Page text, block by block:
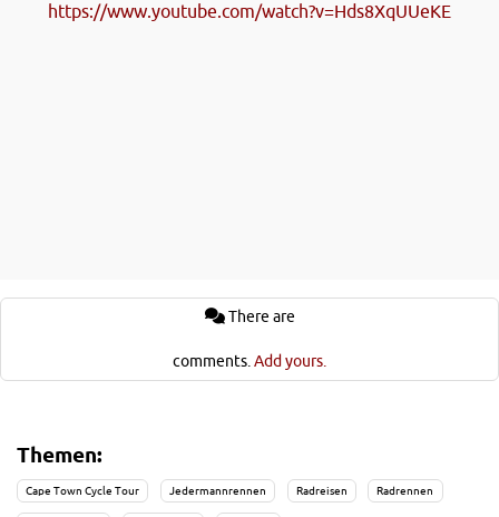
https://www.youtube.com/watch?v=Hds8XqUUeKE
comments.Add yours.
Themen:
Cape Town Cycle Tour Jedermannrennen Radreisen Radrennen